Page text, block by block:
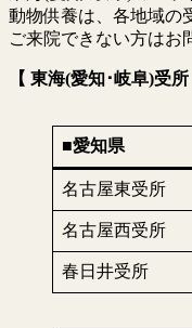
動物供養は、各地域の
ご来院できない方はお
【 東海(愛知･岐阜)受
■愛知県
名古屋東受所
名古屋西受所
春日井受所